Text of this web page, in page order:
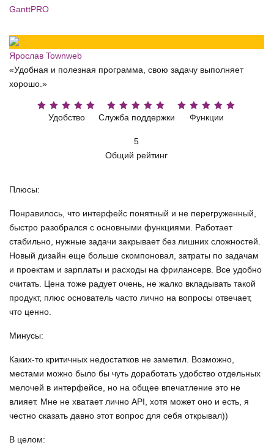
GanttPRO
Ярослав Townweb
«Удобная и полезная программа, свою задачу выполняет
хорошо.»
Удобство Служба поддержки Функции
5
Общий рейтинг
Плюсы:
Понравилось, что интерфейс понятный и не перегруженный,
быстро разобрался с основными функциями. Работает
стабильно, нужные задачи закрывает без лишних сложностей.
Новый дизайн еще больше скомпоновал, затраты по задачам
и проектам и зарплаты и расходы на фрилансерв. Все удобно
считать. Цена тоже радует очень, не жалко вкладывать такой
продукт, плюс основатель часто лично на вопросы отвечает,
что ценно.
Минусы:
Каких-то критичных недостатков не заметил. Возможно,
местами можно было бы чуть доработать удобство отдельных
мелочей в интерфейсе, но на общее впечатление это не
влияет. Мне не хватает лично API, хотя может оно и есть, я
честно сказать давно этот вопрос для себя открывал))
В целом: